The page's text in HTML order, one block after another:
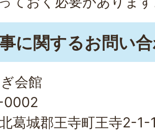
に関するお問い
会館
0002
葛城郡王寺町王寺2-